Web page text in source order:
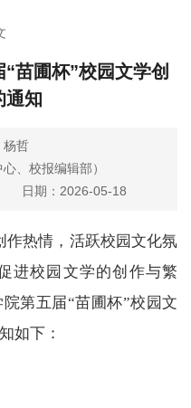
苗圃杯”校园文学创
通知
杨哲
、校报编辑部）
日期：2026-05-18
作热情，活跃校园文化氛
进校园文学的创作与繁
第五届“苗圃杯”校园文
如下：